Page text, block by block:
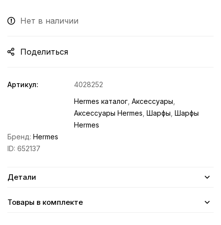
Нет в наличии
Поделиться
Артикул:
4028252
Hermes каталог Аксессуары
Аксессуары Hermes Шарфы Шарфы
Hermes
Бренд: Hermes
ID: 652137
Детали
Товары в комплекте